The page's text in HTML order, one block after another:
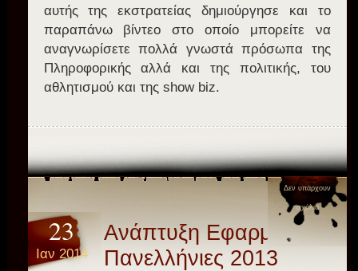
αυτής της εκστρατείας δημιούργησε και το
παραπάνω βίντεο στο οποίο μπορείτε να
αναγνωρίσετε πολλά γνωστά πρόσωπα της
Πληροφορικής αλλά και της πολιτικής, του
αθλητισμού και της show biz.
Δεν υπάρχουν
σχόλια
23
Ιαν 2014
Ανάπτυξη Εφαρμογών –
Πανελλήνιες 2013